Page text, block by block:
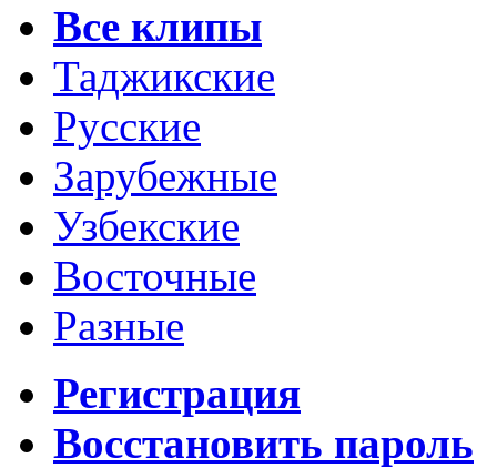
Все клипы
Таджикские
Русские
Зарубежные
Узбекские
Восточные
Разные
Регистрация
Восстановить пароль